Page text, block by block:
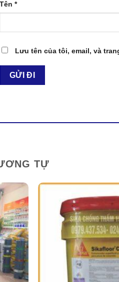
Tên *
Lưu tên của tôi, email, và
TỰ